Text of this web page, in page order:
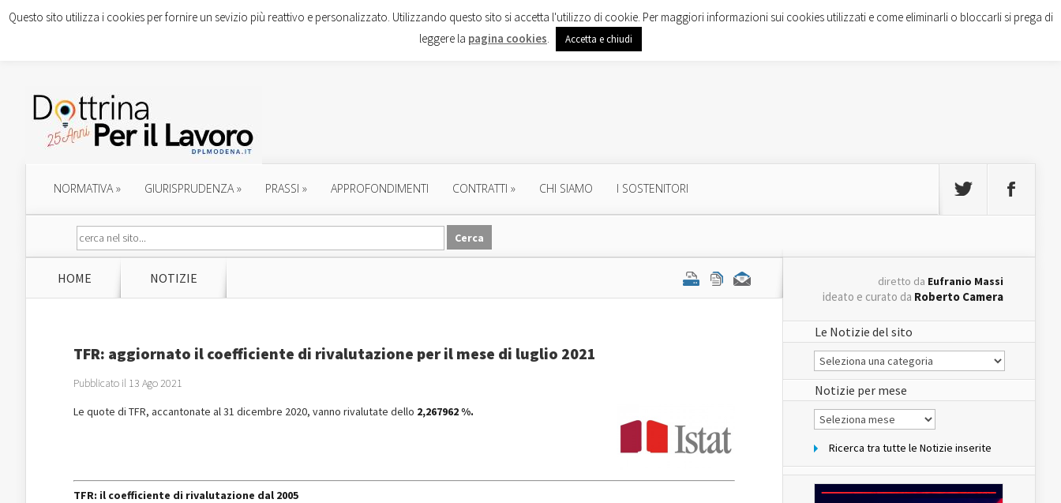
NORMATIVA» GIURISPRUDENZA» PRASSI » APPROFONDIMENTI CONTRATTI » CHI SIAMO I SOSTENITORI
HOME NOTIZIE
TFR: aggiornato il coefficiente di rivalutazione per il mese di luglio 2021
Pubblicato il 13 Ago 2021
Le quote di TFR, accantonate al 31 dicembre 2020, vanno rivalutate dello 2,267962 %.
TFR: il coefficiente di rivalutazione dal 2005
diretto da Eufranio Massi
ideato e curato da Roberto Camera
Le Notizie del sito
Le
Notizie
del
sito
Notizie per mese
Notizie
per
Ricerca tra tutte le Notizie inserite
Questo sito utilizza i cookies per fornire un sevizio più reattivo e personalizzato. Utilizzando questo sito si accetta l'utilizzo di cookie. Per maggiori informazioni sui cookies utilizzati e come eliminarli o bloccarli si prega di
leggere la pagina cookies. Accetta e chiudi